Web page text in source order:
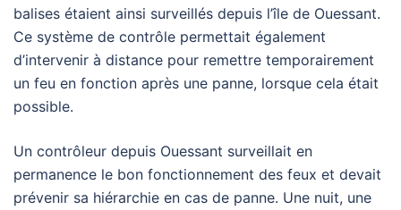
balises étaient ainsi surveillés depuis l’île de Ouessant.
Ce système de contrôle permettait également
d’intervenir à distance pour remettre temporairement
un feu en fonction après une panne, lorsque cela était
possible.
Un contrôleur depuis Ouessant surveillait en
permanence le bon fonctionnement des feux et devait
prévenir sa hiérarchie en cas de panne. Une nuit, une